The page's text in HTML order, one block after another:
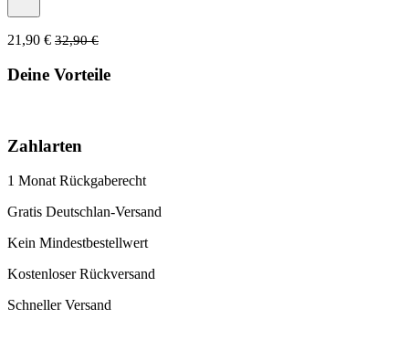
21,90 € 32,90 €
Deine Vorteile
Zahlarten
1 Monat Rückgaberecht
Gratis Deutschlan-Versand
Kein Mindestbestellwert
Kostenloser Rückversand
Schneller Versand